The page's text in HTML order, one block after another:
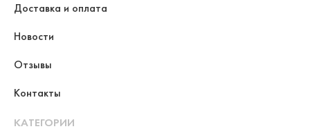
Доставка и оплата
Новости
Отзывы
Контакты
КАТЕГОРИИ